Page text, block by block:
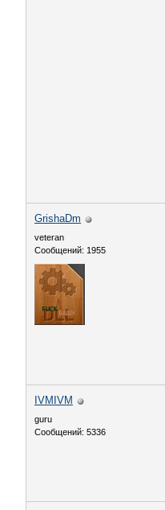
GrishaDm
veteran
Сообщений: 1955
IVMIVM
guru
Сообщений: 5336